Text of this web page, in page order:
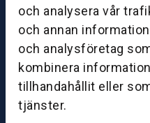
och analysera vår
och annan
och analysföretag
kombinera
tillhandahållit eller
tjänster.
S
k
ö
v
d